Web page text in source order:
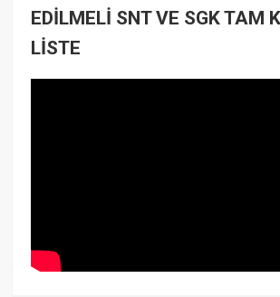
EDİLMELİ SNT VE SGK TAM
LİSTE